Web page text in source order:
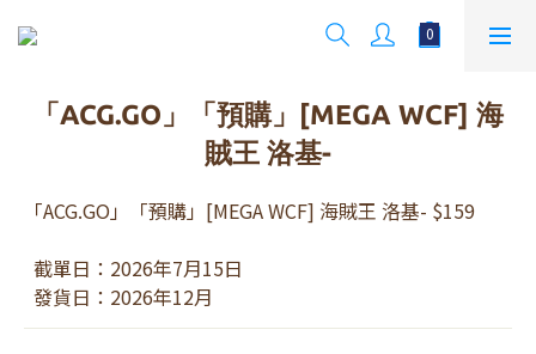
「ACG.GO」「預購」[MEGA WCF] 海
賊王 洛基-
「ACG.GO」「預購」[MEGA WCF] 海賊王 洛基- $159
  截單日：2026年7月15日
  發貨日：2026年12月